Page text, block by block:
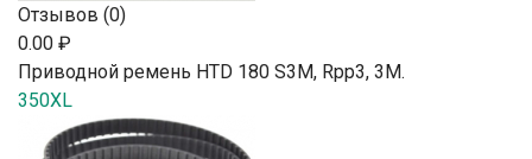
Отзывов (0)
0.00 ₽
Приводной ремень HTD 180 S3M, Rpp3, 3М.
350XL